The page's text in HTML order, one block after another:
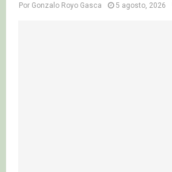
Por Gonzalo Royo Gasca 5 agosto, 2026